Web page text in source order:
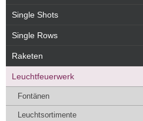
Single Shots
Single Rows
Raketen
Leuchtfeuerwerk
Fontänen
Leuchtsortimente